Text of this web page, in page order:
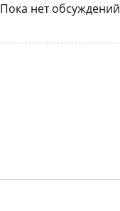
Пока нет обсуждений